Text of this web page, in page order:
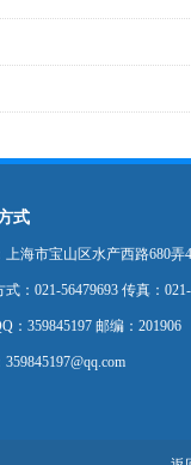
式
上海市宝山区水产西路680弄
式：021-56479693 传真：
：359845197 邮编：201906